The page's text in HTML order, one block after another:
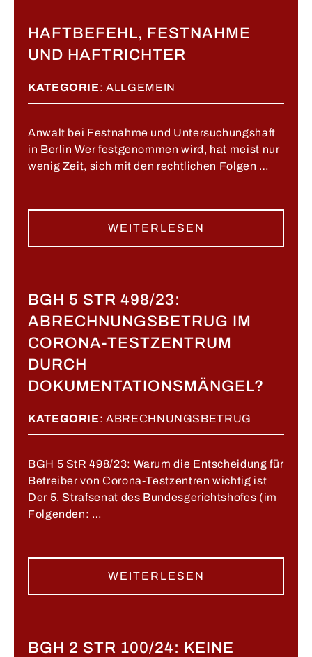
HAFTBEFEHL, FESTNAHME
UND HAFTRICHTER
KATEGORIE:ALLGEMEIN
Anwalt bei Festnahme und Untersuchungshaft
in Berlin Wer festgenommen wird, hat meist nur
wenig Zeit, sich mit den rechtlichen Folgen …
WEITERLESEN
BGH 5 STR 498/23:
ABRECHNUNGSBETRUG IM
CORONA-TESTZENTRUM
DURCH
DOKUMENTATIONSMÄNGEL?
KATEGORIE:ABRECHNUNGSBETRUG
BGH 5 StR 498/23: Warum die Entscheidung für
Betreiber von Corona-Testzentren wichtig ist
Der 5. Strafsenat des Bundesgerichtshofes (im
Folgenden: …
WEITERLESEN
BGH 2 STR 100/24: KEINE